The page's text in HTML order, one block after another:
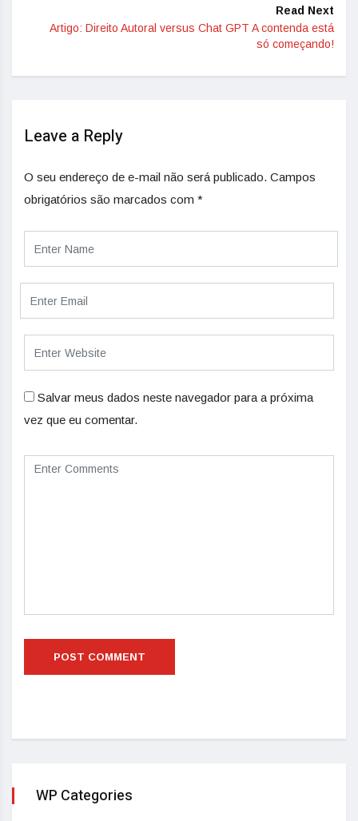
Read Next
Artigo: Direito Autoral versus Chat GPT A contenda está
só começando!
Leave a Reply
O seu endereço de e-mail não será publicado. Campos
obrigatórios são marcados com *
Salvar meus dados neste navegador para a próxima
vez que eu comentar.
WP Categories